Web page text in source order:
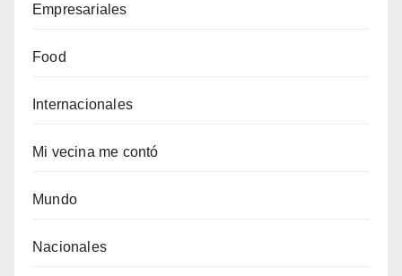
Empresariales
Food
Internacionales
Mi vecina me contó
Mundo
Nacionales